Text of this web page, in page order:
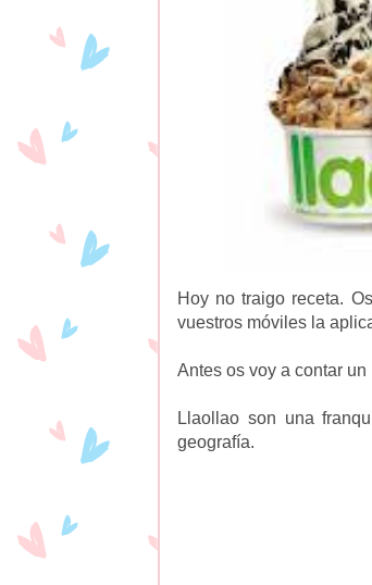
Hoy no traigo receta.
vuestros móviles la
Antes os voy a contar
Llaollao son una
geografía.